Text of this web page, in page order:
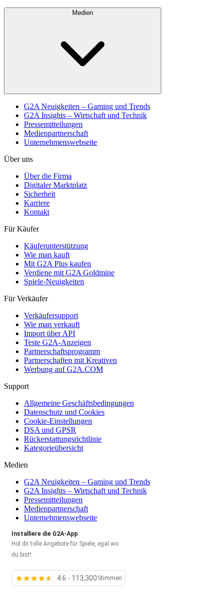
Medien
G2A Neuigkeiten – Gaming und Trends
G2A Insights – Wirtschaft und Technik
Pressemitteilungen
Medienpartnerschaft
Unternehmenswebseite
Über uns
Über die Firma
Digitaler Marktplatz
Sicherheit
Karriere
Kontakt
Für Käufer
Käuferunterstützung
Wie man kauft
Mit G2A Plus kaufen
Verdiene mit G2A Goldmine
Spiele-Neuigkeiten
Für Verkäufer
Verkäufersupport
Wie man verkauft
Import über API
Teste G2A-Anzeigen
Partnerschaftsprogramm
Partnerschaften mit Kreativen
Werbung auf G2A.COM
Support
Allgemeine Geschäftsbedingungen
Datenschutz und Cookies
Cookie-Einstellungen
DSA und GPSR
Rückerstattungsrichtlinie
Kategorieübersicht
Medien
G2A Neuigkeiten – Gaming und Trends
G2A Insights – Wirtschaft und Technik
Pressemitteilungen
Medienpartnerschaft
Unternehmenswebseite
Installiere die G2A-App
Hol dir tolle Angebote für Spiele, egal wo
du bist!
4.6 - 113,300 Stimmen